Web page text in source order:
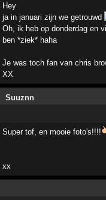
Hey
ja in januari zijn we getrouwd
Oh, ik heb op donderdag en
ben *ziek* haha
Je was toch fan van chris
XX
Suuznn
Super tof, en mooie foto's!!!!
xx